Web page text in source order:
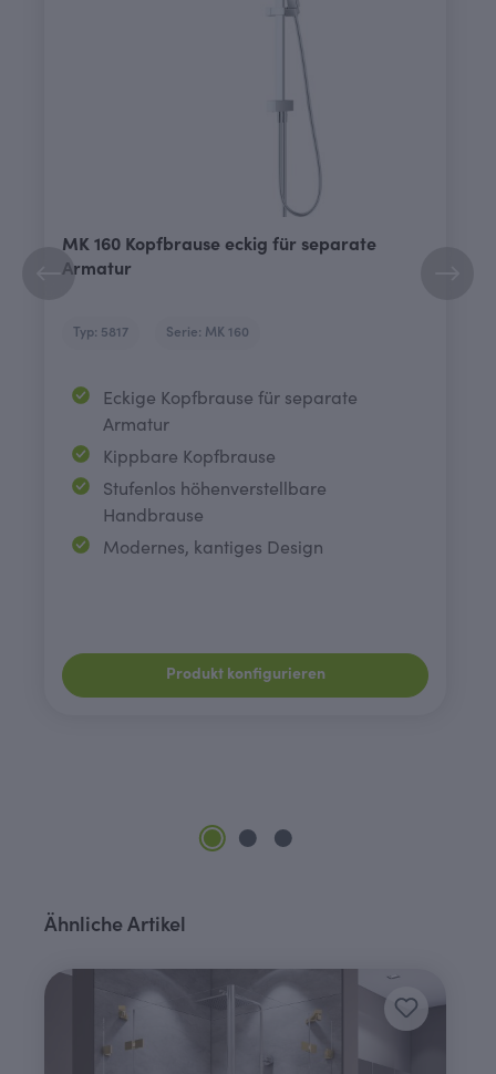
MK 160 Kopfbrause eckig für separate
Armatur
Typ: 5817 Serie: MK 160
Eckige Kopfbrause für separate
Armatur
Kippbare Kopfbrause
Stufenlos höhenverstellbare
Handbrause
Modernes, kantiges Design
Produkt konfigurieren
Produktgalerie überspringen
Ähnliche Artikel